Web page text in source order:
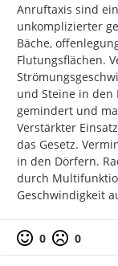
Anruftaxis sind
unkomplizierter
Bäche,
Flutungsflächen.
und Steine in den
gemindert und
Verstärkter
das Gesetz.
in den Dörfern.
durch
Geschwindigkeit
Positive
0 Negative
0